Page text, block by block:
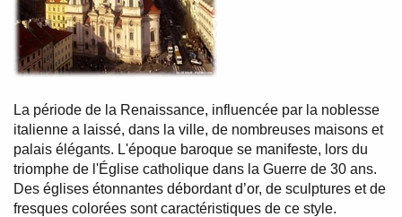
La période de la Renaissance, influencée par la noblesse
italienne a laissé, dans la ville, de nombreuses maisons et
palais élégants. L'époque baroque se manifeste, lors du
triomphe de l'Église catholique dans la Guerre de 30 ans.
Des églises étonnantes débordant d’or, de sculptures et de
fresques colorées sont caractéristiques de ce style.